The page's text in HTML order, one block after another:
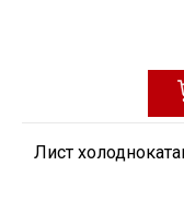
Лист